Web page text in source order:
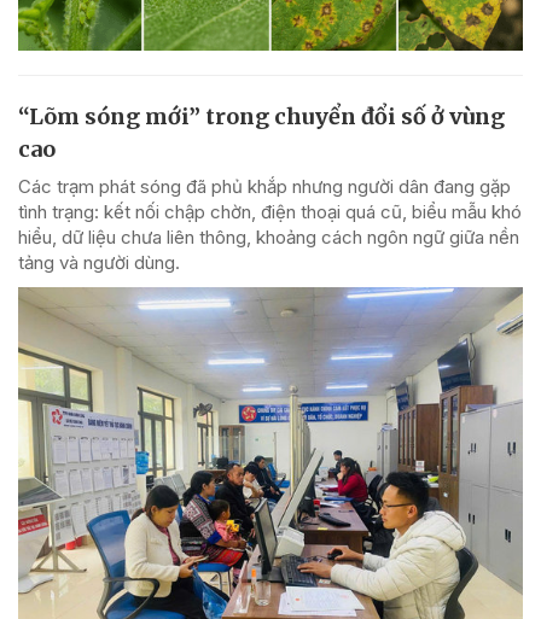
“Lõm sóng mới” trong chuyển đổi số ở vùng
cao
Các trạm phát sóng đã phủ khắp nhưng người dân đang gặp
tình trạng: kết nối chập chờn, điện thoại quá cũ, biểu mẫu khó
hiểu, dữ liệu chưa liên thông, khoảng cách ngôn ngữ giữa nền
tảng và người dùng.